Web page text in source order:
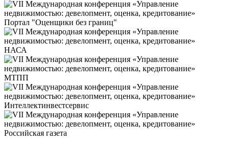
Портал "Оценщики без границ"
НАСА
МТПП
Интеллектинвестсервис
Российская газета